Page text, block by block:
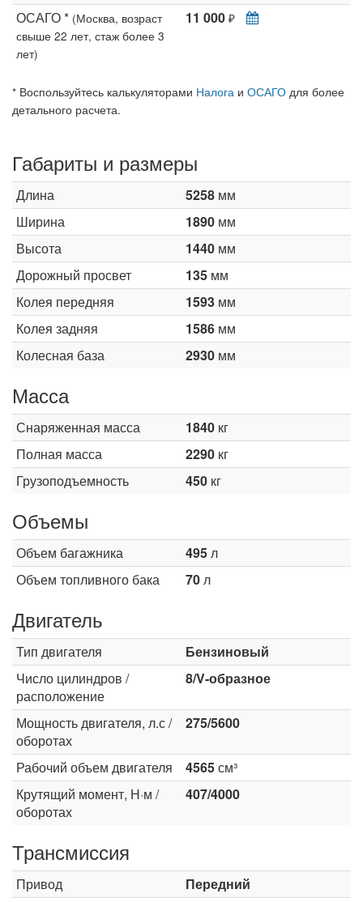
ОСАГО * (Москва, возраст
свыше 22 лет, стаж более 3
лет)
11 000 ₽
* Воспользуйтесь калькуляторами Налога и ОСАГО для более
детального расчета.
Габариты и размеры
Длина 5258 мм
Ширина
1890 мм
Высота
1440 мм
Дорожный просвет
135 мм
Колея передняя
1593 мм
Колея задняя
1586 мм
Колесная база
2930 мм
Масса
Снаряженная масса 1840 кг
Полная масса
2290 кг
Грузоподъемность
450 кг
Объемы
Объем багажника 495л
Объем топливного бака
70л
Двигатель
Тип двигателя
Бензиновый
Число цилиндров /
расположение
8/V-образное
Мощность двигателя, л.с /
оборотах
275/5600
Рабочий объем двигателя 4565см³
Крутящий момент, Н·м /
оборотах
407/4000
Трансмиссия
Привод
Передний